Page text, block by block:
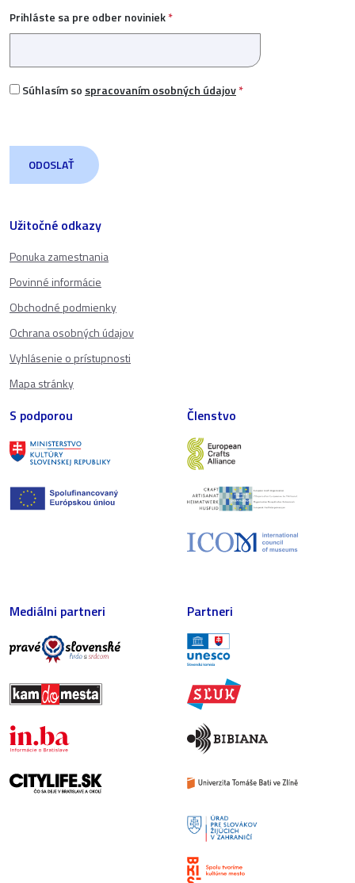
Užitočné odkazy
Ponuka zamestnania
Povinné informácie
Obchodné podmienky
Ochrana osobných údajov
Vyhlásenie o prístupnosti
Mapa stránky
Prihláste sa pre odber noviniek*
Súhlasím so spracovaním osobných údajov*
S podporou Členstvo
Mediálni partneri Partneri